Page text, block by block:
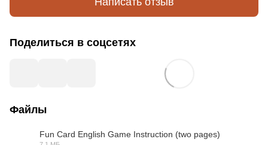
Поделиться в соцсетях
Файлы
Fun Card English Game Instruction (two pages)